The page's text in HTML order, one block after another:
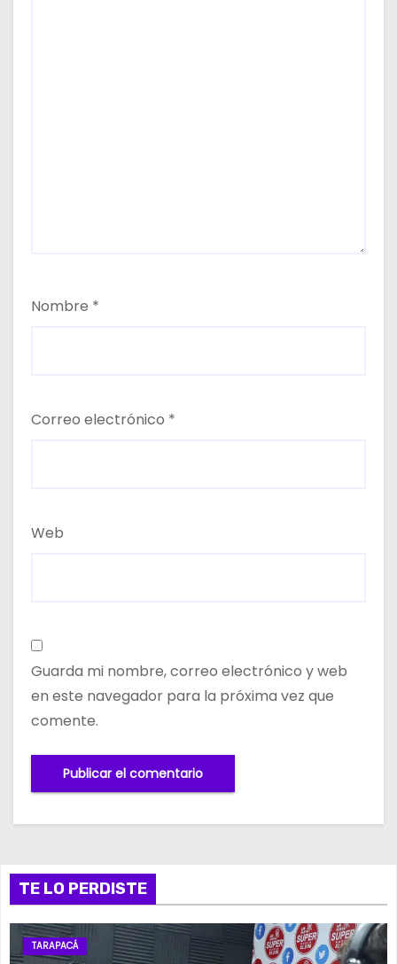
Nombre *
Correo electrónico *
Web
Guarda mi nombre, correo electrónico y web
en este navegador para la próxima vez que
comente.
TE LO PERDISTE
TARAPACÁ